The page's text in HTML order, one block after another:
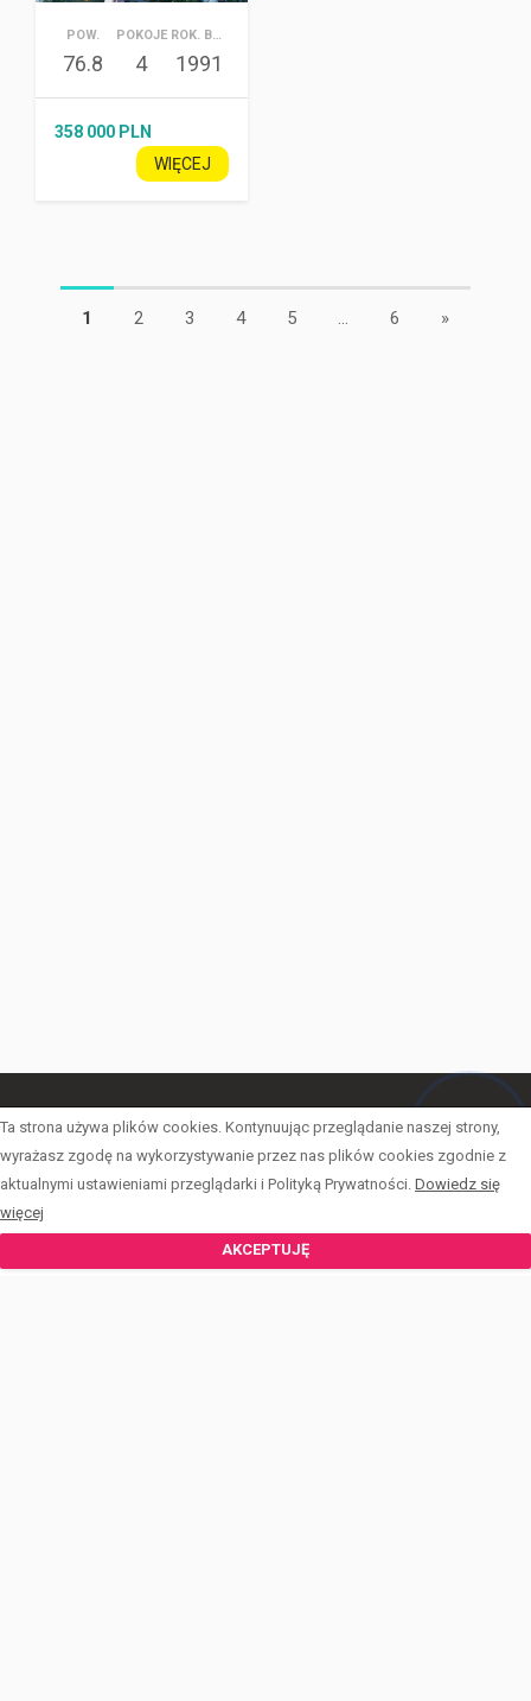
POW.
76.8
POKOJE
4
ROK. BUD.
1991
358 000 PLN
WIĘCEJ
1 2 3 4 5 ... 6 »
DOMY
DZIAŁKI
LOKALE UŻYTKOWE
Ta strona używa plików cookies. Kontynuując przeglądanie naszej strony,
wyrażasz zgodę na wykorzystywanie przez nas plików cookies zgodnie z
aktualnymi ustawieniami przeglądarki i Polityką Prywatności. Dowiedz się
więcej
AKCEPTUJĘ
Hej! Chętnie Ci pomogę